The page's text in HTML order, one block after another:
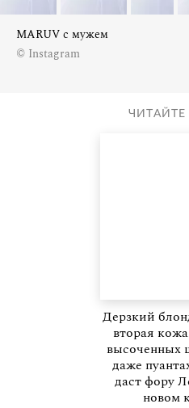
MARUV c мужем
© Instagram
Дерзкий
вторая
высоченных
даже
даст фору
новом